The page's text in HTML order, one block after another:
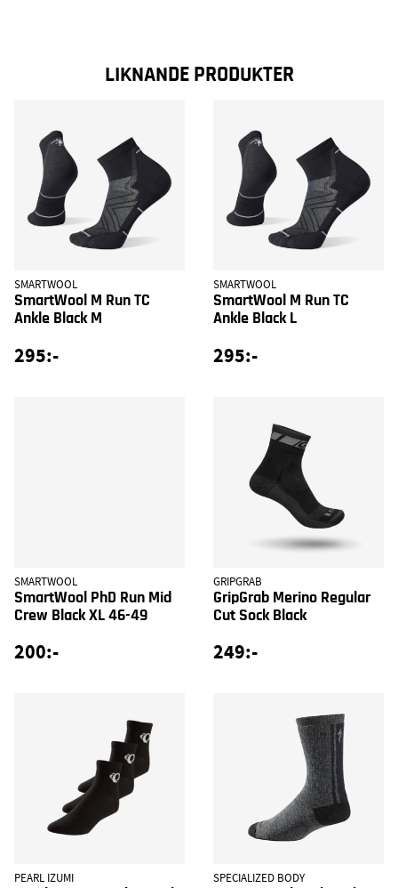
LIKNANDE PRODUKTER
SMARTWOOL
SmartWool M Run TC
Ankle Black M
295:-
SMARTWOOL
SmartWool M Run TC
Ankle Black L
295:-
SMARTWOOL
SmartWool PhD Run Mid
Crew Black XL 46-49
200:-
GRIPGRAB
GripGrab Merino Regular
Cut Sock Black
249:-
PEARL IZUMI SPECIALIZED BODY